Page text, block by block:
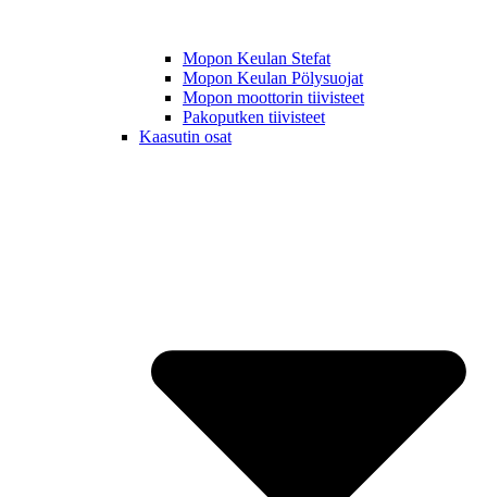
Mopon Keulan Stefat
Mopon Keulan Pölysuojat
Mopon moottorin tiivisteet
Pakoputken tiivisteet
Kaasutin osat